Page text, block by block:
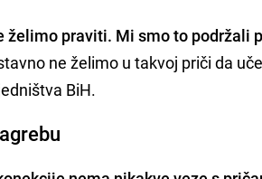
želimo praviti. Mi smo to podržali
ne želimo u takvoj priči da
BiH.